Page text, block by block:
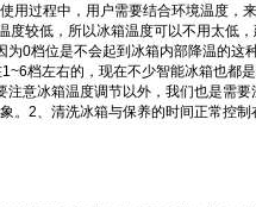
用过程中，用户需要结合环境温度，
较低，所以冰箱温度可以不用太低
0档位是不会起到冰箱内部降温的这
档左右的，现在不少智能冰箱也都
意冰箱温度调节以外，我们也是需
。2、清洗冰箱与保养的时间正常控